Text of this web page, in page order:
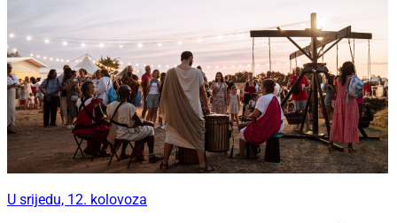
U srijedu, 12. kolovoza